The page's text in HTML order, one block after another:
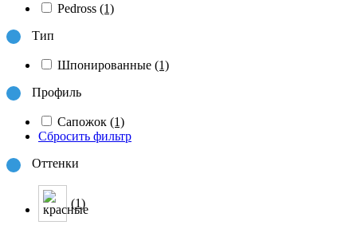
Pedross (1)
Тип
Шпонированные (1)
Профиль
Сапожок (1)
Сбросить фильтр
Оттенки
(1)